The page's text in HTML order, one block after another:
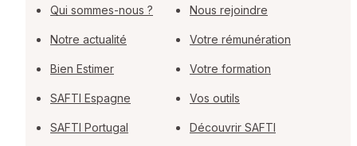
Qui sommes-nous ?
Notre actualité
Bien Estimer
SAFTI Espagne
SAFTI Portugal
Nous rejoindre
Votre rémunération
Votre formation
Vos outils
Découvrir SAFTI